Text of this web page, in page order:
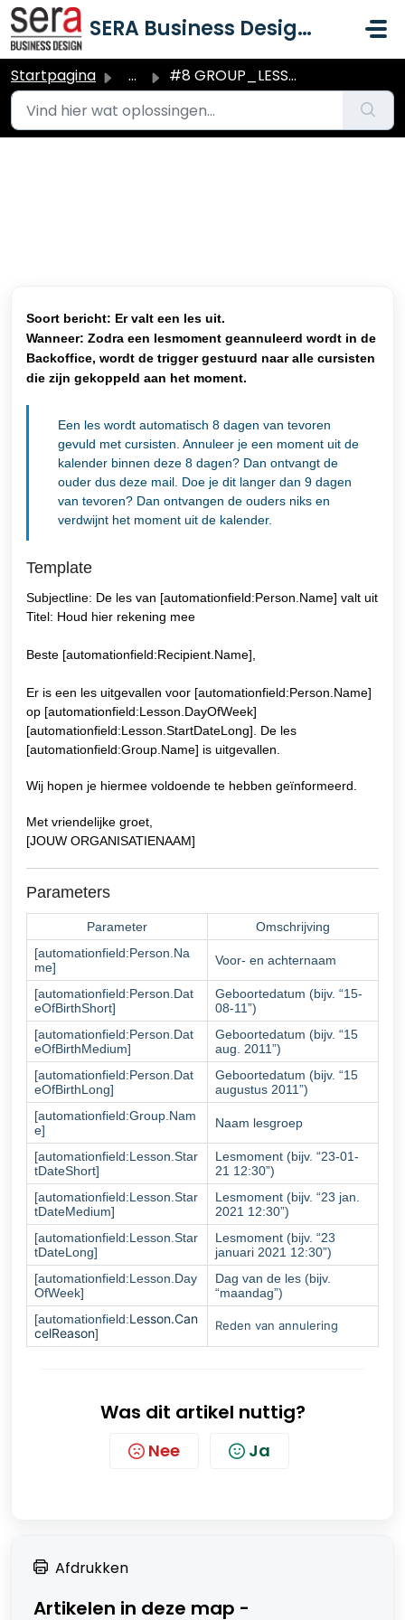
Doorgaan naar hoofdinhoud
SERA Business Design B.V.
Startpagina ... #8 GROUP_LESSON_CANCELED (Spotler)
Soort bericht: Er valt een les uit.
Wanneer: Zodra een lesmoment geannuleerd wordt in de
Backoffice, wordt de trigger gestuurd naar alle cursisten
die zijn gekoppeld aan het moment.
Een les wordt automatisch 8 dagen van tevoren
gevuld met cursisten. Annuleer je een moment uit de
kalender binnen deze 8 dagen? Dan ontvangt de
ouder dus deze mail. Doe je dit langer dan 9 dagen
van tevoren? Dan ontvangen de ouders niks en
verdwijnt het moment uit de kalender.
Template
Subjectline: De les van [automationfield:Person.Name] valt uit
Titel: Houd hier rekening mee
Beste [automationfield:Recipient.Name],
Er is een les uitgevallen voor [automationfield:Person.Name]
op [automationfield:Lesson.DayOfWeek]
[automationfield:Lesson.StartDateLong]. De les
[automationfield:Group.Name] is uitgevallen.
Wij hopen je hiermee voldoende te hebben geïnformeerd.
Met vriendelijke groet,
[JOUW ORGANISATIENAAM]
Parameters
Parameter
Omschrijving
[automationfield:Person.Na
me]
Voor- en achternaam
[automationfield:Person.Dat
eOfBirthShort]
Geboortedatum (bijv. “15-
08-11”)
[automationfield:Person.Dat
eOfBirthMedium]
Geboortedatum (bijv. “15
aug. 2011”)
[automationfield:Person.Dat
eOfBirthLong]
Geboortedatum (bijv. “15
augustus 2011”)
[automationfield:Group.Nam
e]
Naam lesgroep
[automationfield:Lesson.Star
tDateShort]
Lesmoment (bijv. “23-01-
21 12:30”)
[automationfield:Lesson.Star
tDateMedium]
Lesmoment (bijv. “23 jan.
2021 12:30”)
[automationfield:Lesson.Star
tDateLong]
Lesmoment (bijv. “23
januari 2021 12:30”)
[automationfield:Lesson.Day
OfWeek]
Dag van de les (bijv.
“maandag”)
[automationfield:Lesson.Can
celReason]
Reden van annulering
Was dit artikel nuttig?
Nee Ja
Afdrukken
Artikelen in deze map -